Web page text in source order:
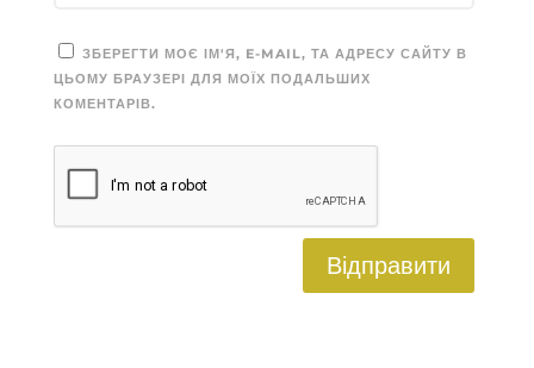
ЗБЕРЕГТИ МОЄ ІМ'Я, E-MAIL, ТА АДРЕСУ САЙТУ В
ЦЬОМУ БРАУЗЕРІ ДЛЯ МОЇХ ПОДАЛЬШИХ
КОМЕНТАРІВ.
Відправити